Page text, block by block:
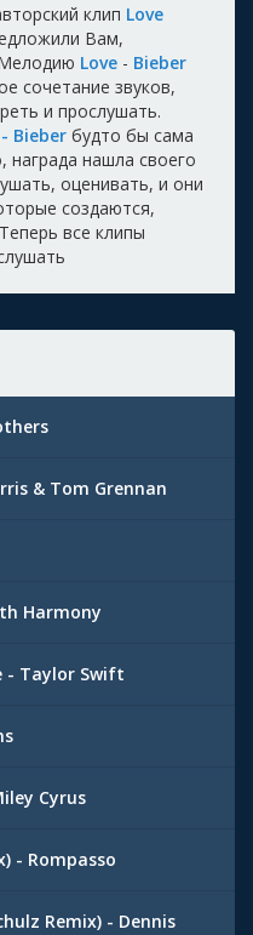
клип Love
Вам,
Love - Bieber
сочетание звуков,
и прослушать.
Bieber будто бы сама
награда нашла своего
оценивать, и они
создаются,
все клипы
& Tom Grennan
Harmony
- Taylor Swift
Cyrus
- Rompasso
Remix) - Dennis